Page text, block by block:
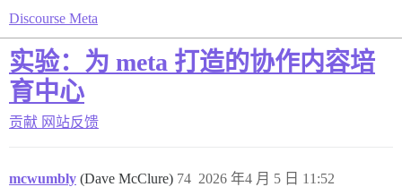
Discourse Meta
实验：为 meta 打造的协作内容培
育中心
贡献 网站反馈
mcwumbly (Dave McClure) 2026 年4 月 5 日 11:52
74